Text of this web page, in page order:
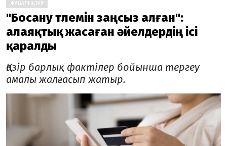
ЖАҢАЛЫҚТАР
"Босану төлемін заңсыз алған":
алаяқтық жасаған әйелдердің ісі
қаралды
Қазір барлық фактілер бойынша тергеу
амалы жалғасып жатыр.